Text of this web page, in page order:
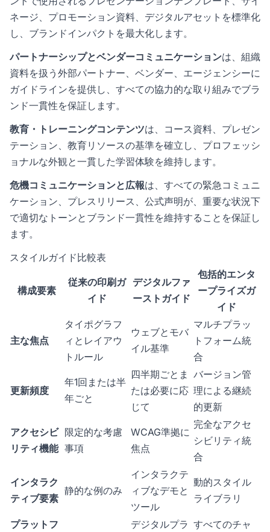
ネージ、プロモーション資料、デジタルアセットを標準化
し、ブランドインパクトを最大化します。
パートナーシップとベンダーコミュニケーションは、組織
資料を扱う外部パートナー、ベンダー、エージェンシーに
ガイドラインを提供し、すべての協力的な取り組みでブラ
ンド一貫性を保証します。
教育・トレーニングコンテンツは、コース資料、プレゼン
テーション、教育リソースの基準を確立し、プロフェッシ
ョナルな外観と一貫した学習体験を維持します。
危機コミュニケーションと広報は、すべての緊急コミュニ
ケーション、プレスリリース、公式声明が、重要な状況下
で適切なトーンとブランド一貫性を維持することを保証し
ます。
スタイルガイド比較表
構成要素
従来の印刷ガ
イド
デジタルファ
ーストガイド
包括的エンタ
ープライズガ
イド
主な焦点
タイポグラフ
ィとレイアウ
トルール
ウェブとモバ
イル基準
マルチプラッ
トフォーム統
合
更新頻度
年1回または半
年ごと
四半期ごとま
たは必要に応
じて
バージョン管
理による継続
的更新
アクセシビ
リティ機能
限定的な考慮
事項
WCAG準拠に
焦点
完全なアクセ
シビリティ統
合
インタラク
ティブ要素
静的な例のみ
インタラクテ
ィブなデモと
ツール
動的スタイル
ライブラリ
プラットフ デジタルプラ すべてのチャ